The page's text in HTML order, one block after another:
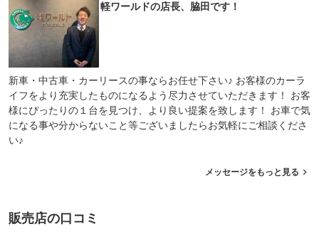
軽ワールドの店長、脇田です！
新車・中古車・カーリースの事ならお任せ下さい♪ お客様のカーラ
イフをより充実したものになるよう尽力させていただきます！ お客
様にぴったりの１台を見つけ、より良い提案を致します！ お車で気
になる事や分からないこと等ございましたらお気軽にご相談くださ
い♪
メッセージをもっと見る
販売店の口コミ